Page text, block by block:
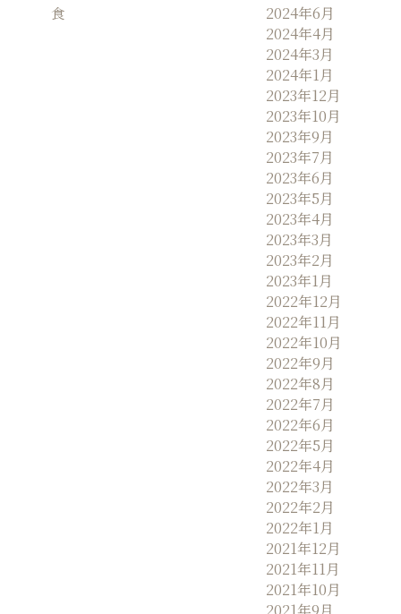
食
2024年6月
2024年4月
2024年3月
2024年1月
2023年12月
2023年10月
2023年9月
2023年7月
2023年6月
2023年5月
2023年4月
2023年3月
2023年2月
2023年1月
2022年12月
2022年11月
2022年10月
2022年9月
2022年8月
2022年7月
2022年6月
2022年5月
2022年4月
2022年3月
2022年2月
2022年1月
2021年12月
2021年11月
2021年10月